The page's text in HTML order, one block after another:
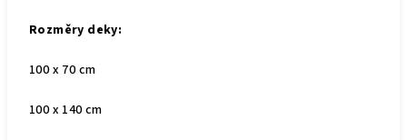
Rozměry deky:
100 x 70 cm
100 x 140 cm